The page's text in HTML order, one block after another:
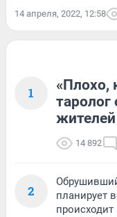
14 апреля, 2022, 12:58
1
«Плохо,
таролог
жителей
14 892
2
планирует
происходит